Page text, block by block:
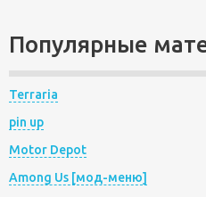
Популярные
Terraria
pin up
Motor Depot
Among Us [мод-меню]